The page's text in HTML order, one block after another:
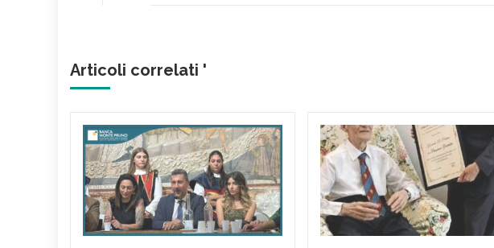
Articoli correlati '